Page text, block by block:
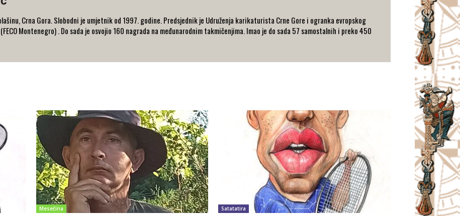
Crna Gora. Slobodni je umjetnik od 1997. godine. Predsjednik je Udruženja karikaturista Crne Gore i ogranka evropskog
Montenegro) . Do sada je osvojio 160 nagrada na međunarodnim takmičenjima. Imao je do sada 57 samostalnih i preko 450
Mesečina Satatatira